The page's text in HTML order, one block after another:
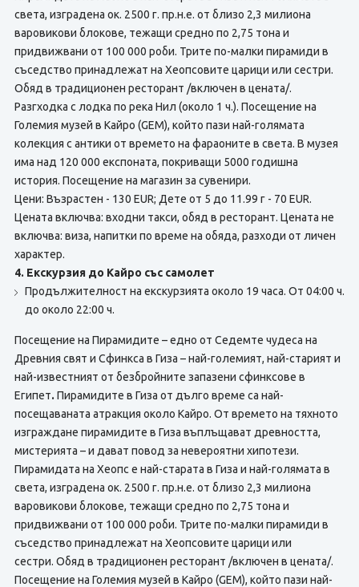
света, изградена ок. 2500 г. пр.н.е. от близо 2,3 милиона
варовикови блокове, тежащи средно по 2,75 тона и
придвижвани от 100 000 роби. Трите по-малки пирамиди в
съседство принадлежат на Хеопсовите царици или сестри.
Обяд в традиционен ресторант /включен в цената/.
Разгходка с лодка по река Нил (около 1 ч.). Посещение на
Големия музей в Кайро (GEM), който пази най-голямата
колекция с антики от времето на фараоните в света. В музея
има над 120 000 експоната, покриващи 5000 годишна
история. Посещение на магазин за сувенири.
Цени: Възрастен - 130 EUR; Дете от 5 до 11.99 г - 70 EUR.
Цената включва: входни такси, обяд в ресторант. Цената не
включва: виза, напитки по време на обяда, разходи от личен
характер.
4. Екскурзия до Кайро със самолет
Продължителност на екскурзията около 19 часа. От 04:00 ч.
до около 22:00 ч.
Посещение на Пирамидите – едно от Седемте чудеса на
Древния свят и Сфинкса в Гиза – най-големият, най-старият и
най-известният от безбройните запазени сфинксове в
Египет. Пирамидите в Гиза от дълго време са най-
посещаваната атракция около Кайро. От времето на тяхното
изграждане пирамидите в Гиза въплъщават древността,
мистерията – и дават повод за невероятни хипотези.
Пирамидата на Хеопс е най-старата в Гиза и най-голямата в
света, изградена ок. 2500 г. пр.н.е. от близо 2,3 милиона
варовикови блокове, тежащи средно по 2,75 тона и
придвижвани от 100 000 роби. Трите по-малки пирамиди в
съседство принадлежат на Хеопсовите царици или
сестри. Обяд в традиционен ресторант /включен в цената/.
Посещение на Големия музей в Кайро (GEM), който пази най-